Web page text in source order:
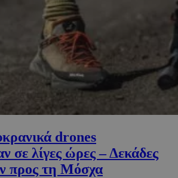
drones
σε λίγες ώρες – Δεκάδες
προς τη Μόσχα